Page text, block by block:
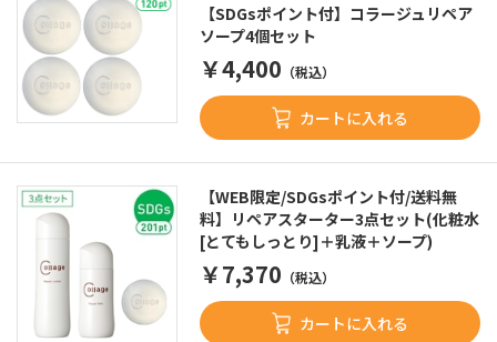
【SDGsポイント付】コラージュリペア
ソープ4個セット
￥4,400 （税込）
カートに入れる
【WEB限定/SDGsポイント付/送料無
料】リペアスターター3点セット(化粧水
[とてもしっとり]＋乳液＋ソープ)
￥7,370 （税込）
カートに入れる